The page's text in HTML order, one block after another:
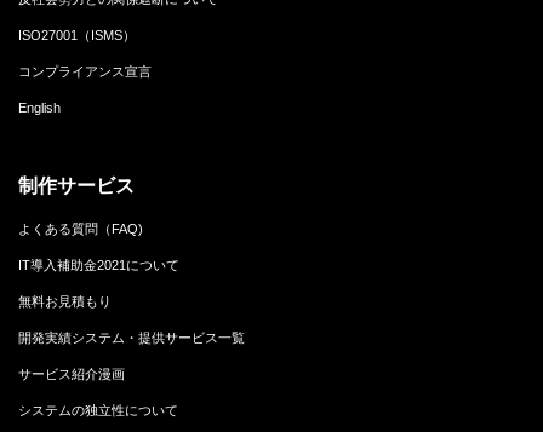
ISO27001（ISMS）
コンプライアンス宣言
English
制作サービス
よくある質問（FAQ)
IT導入補助金2021について
無料お見積もり
開発実績システム・提供サービス一覧
サービス紹介漫画
システムの独立性について